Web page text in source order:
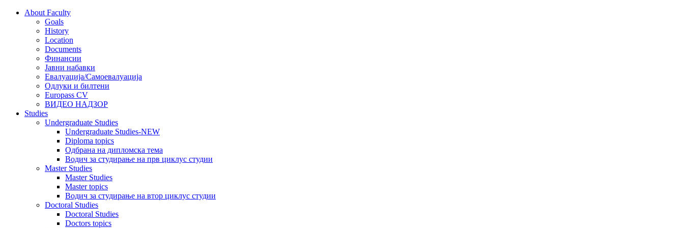
About Faculty
Goals
History
Location
Documents
Финансии
Јавни набавки
Евалуација/Самоевалуација
Одлуки и билтени
Europass CV
ВИДЕО НАДЗОР
Studies
Undergraduate Studies
Undergraduate Studies-NEW
Diploma topics
Одбрана на дипломска тема
Водич за студирање на прв циклус студии
Master Studies
Master Studies
Master topics
Водич за студирање на втор циклус студии
Doctoral Studies
Doctoral Studies
Doctors topics